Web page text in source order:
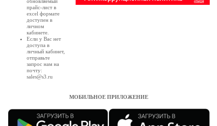
прайс-лист в
excel формате
доступен в
личном
кабинете
Если у Вас нет
доступа в
личный кабинет,
отправьте
запрос нам на
почту:
sales@s3.ru
МОБИЛЬНОЕ ПРИЛОЖЕНИЕ